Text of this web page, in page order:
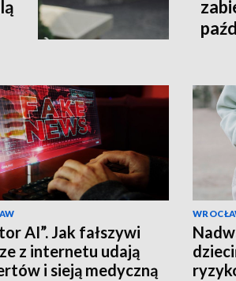
AI”. Jak fałszywi
z internetu udają
i sieją medyczną